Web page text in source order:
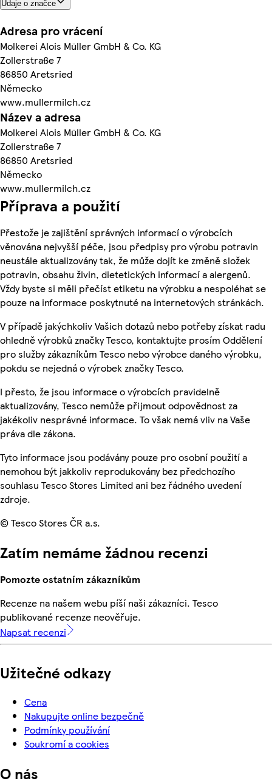
Údaje o značce
Adresa pro vrácení
Molkerei Alois Müller GmbH & Co. KG
Zollerstraße 7
86850 Aretsried
Německo
www.mullermilch.cz
Název a adresa
Molkerei Alois Müller GmbH & Co. KG
Zollerstraße 7
86850 Aretsried
Německo
www.mullermilch.cz
Příprava a použití
Přestože je zajištění správných informací o výrobcích
věnována nejvyšší péče, jsou předpisy pro výrobu potravin
neustále aktualizovány tak, že může dojít ke změně složek
potravin, obsahu živin, dietetických informací a alergenů.
Vždy byste si měli přečíst etiketu na výrobku a nespoléhat se
pouze na informace poskytnuté na internetových stránkách.
V případě jakýchkoliv Vašich dotazů nebo potřeby získat radu
ohledně výrobků značky Tesco, kontaktujte prosím Oddělení
pro služby zákazníkům Tesco nebo výrobce daného výrobku,
pokdu se nejedná o výrobek značky Tesco.
I přesto, že jsou informace o výrobcích pravidelně
aktualizovány, Tesco nemůže přijmout odpovědnost za
jakékoliv nesprávné informace. To však nemá vliv na Vaše
práva dle zákona.
Tyto informace jsou podávány pouze pro osobní použití a
nemohou být jakkoliv reprodukovány bez předchozího
souhlasu Tesco Stores Limited ani bez řádného uvedení
zdroje.
© Tesco Stores ČR a.s.
Zatím nemáme žádnou recenzi
Pomozte ostatním zákazníkům
Recenze na našem webu píší naši zákazníci. Tesco
publikované recenze neověřuje.
Napsat recenzi
Užitečné odkazy
Cena
Nakupujte online bezpečně
Podmínky používání
Soukromí a cookies
O nás